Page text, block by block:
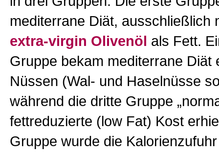
mediterrane Diät, ausschließlich
extra-virgin Olivenöl als Fett.
Gruppe bekam mediterrane Diät
Nüssen (Wal- und Haselnüsse
während die dritte Gruppe
fettreduzierte (low Fat) Kost
Gruppe wurde die